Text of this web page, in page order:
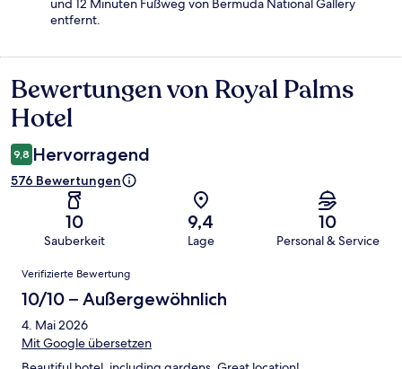
und 12 Minuten Fußweg von Bermuda National Gallery
entfernt.
Bewertungen
Bewertungen von Royal Palms
Hotel
9,8 Hervorragend
576 Bewertungen
10
Sauberkeit
9,4
Lage
10
Personal & Service
Bewertungen
Verifizierte Bewertung
10/10 – Außergewöhnlich
4. Mai 2026
Mit Google übersetzen